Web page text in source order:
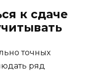
к сдаче
точных
ряд